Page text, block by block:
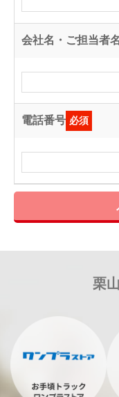
会社名・ご担当者名
電話番号 必須
栗